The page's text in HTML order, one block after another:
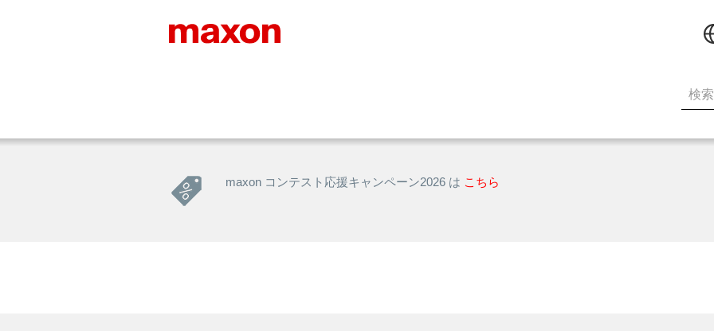
maxon コンテスト応援キャンペーン2026 は こちら